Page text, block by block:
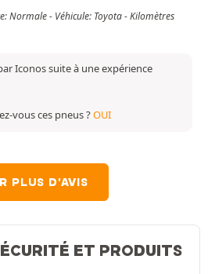
Normale - Véhicule: Toyota - Kilomètres
Iconos suite à une expérience
vous ces pneus ?OUI
PLUS D'AVIS
ET PRODUITS